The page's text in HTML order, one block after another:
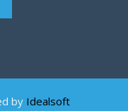
by Idealsoft